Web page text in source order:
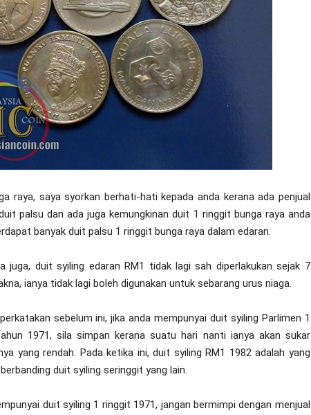
raya, saya syorkan berhati-hati kepada anda kerana ada penjual
palsu dan ada juga kemungkinan duit 1 ringgit bunga raya anda
banyak duit palsu 1 ringgit bunga raya dalam edaran.
juga, duit syiling edaran RM1 tidak lagi sah diperlakukan sejak 7
ianya tidak lagi boleh digunakan untuk sebarang urus niaga.
sebelum ini, jika anda mempunyai duit syiling Parlimen 1
1971, sila simpan kerana suatu hari nanti ianya akan sukar
yang rendah. Pada ketika ini, duit syiling RM1 1982 adalah yang
duit syiling seringgit yang lain.
duit syiling 1 ringgit 1971, jangan bermimpi dengan menjual